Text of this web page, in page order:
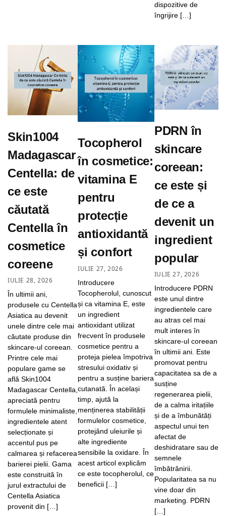
dispozitive de
îngrijire […]
Skin1004
Madagascar
Centella: de
ce este
căutată
Centella în
cosmetice
coreene
IULIE 28, 2026
În ultimii ani,
produsele cu Centella
Asiatica au devenit
unele dintre cele mai
căutate produse din
skincare-ul coreean.
Printre cele mai
populare game se
află Skin1004
Madagascar Centella,
apreciată pentru
formulele minimaliste,
ingredientele atent
selecționate și
accentul pus pe
calmarea și refacerea
barierei pielii. Gama
este construită în
jurul extractului de
Centella Asiatica
provenit din […]
Tocopherol
în cosmetice:
vitamina E
pentru
protecție
antioxidantă
și confort
IULIE 27, 2026
Introducere
Tocopherolul, cunoscut
și ca vitamina E, este
un ingredient
antioxidant utilizat
frecvent în produsele
cosmetice pentru a
proteja pielea împotriva
stresului oxidativ și
pentru a susține bariera
cutanată. În același
timp, ajută la
menținerea stabilității
formulelor cosmetice,
protejând uleiurile și
alte ingrediente
sensibile la oxidare. În
acest articol explicăm
ce este tocopherolul, ce
beneficii […]
PDRN în
skincare
coreean:
ce este și
de ce a
devenit un
ingredient
popular
IULIE 27, 2026
Introducere PDRN
este unul dintre
ingredientele care
au atras cel mai
mult interes în
skincare-ul coreean
în ultimii ani. Este
promovat pentru
capacitatea sa de a
susține
regenerarea pielii,
de a calma iritațiile
și de a îmbunătăți
aspectul unui ten
afectat de
deshidratare sau de
semnele
îmbătrânirii.
Popularitatea sa nu
vine doar din
marketing. PDRN
[…]